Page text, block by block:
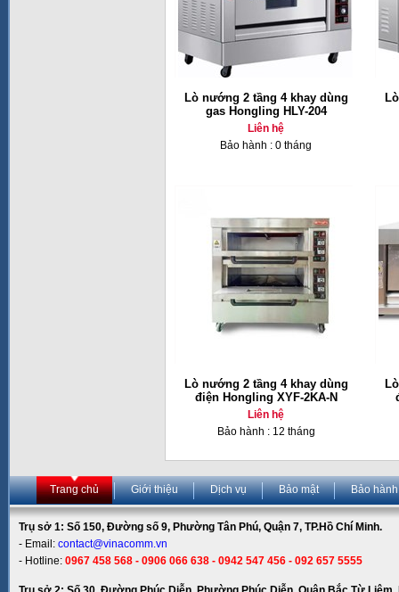
Lò nướng 2 tầng 4 khay dùng
gas Hongling HLY-204
Liên hệ
Bảo hành : 0 tháng
Lò nướng 2 tầng 4 khay dùng
điện Hongling XYF-2KA-N
Liên hệ
Bảo hành : 12 tháng
Trang chủ Giới thiệu Dịch vụ Bảo mật Bảo hành
Trụ sở 1: Số 150, Đường số 9, Phường Tân Phú, Quận 7, TP.Hồ Chí Minh.
- Email: contact@vinacomm.vn
- Hotline: 0967 458 568 - 0906 066 638 - 0942 547 456 - 092 657 5555